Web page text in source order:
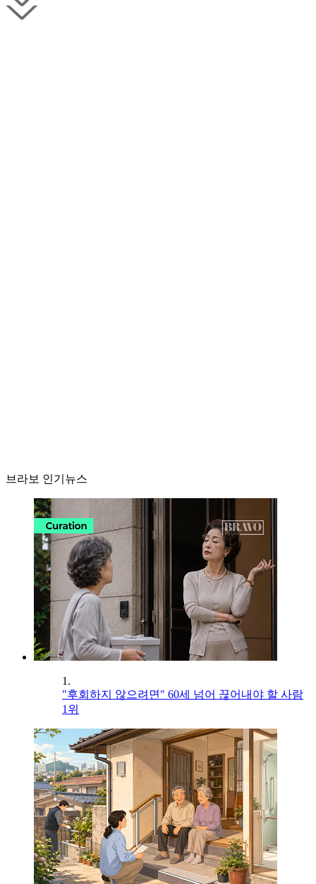
브라보 인기뉴스
1.
"후회하지 않으려면" 60세 넘어 끊어내야 할 사람
1위